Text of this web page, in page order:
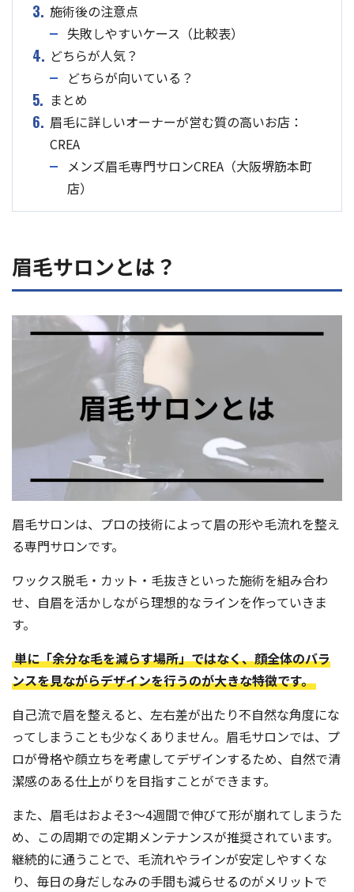
3. 施術後の注意点
失敗しやすいケース（比較表）
4. どちらが人気？
どちらが向いている？
5. まとめ
6. 眉毛に詳しいオーナーが営む質の高いお店：
CREA
メンズ眉毛専門サロンCREA（大阪堺筋本町
店）
眉毛サロンとは？
眉毛サロンは、プロの技術によって眉の形や毛流れを整え
る専門サロンです。
ワックス脱毛・カット・毛抜きといった施術を組み合わ
せ、自眉を活かしながら理想的なラインを作っていきま
す。
単に「余分な毛を減らす場所」ではなく、顔全体のバラ
ンスを見ながらデザインを行うのが大きな特徴です。
自己流で眉を整えると、左右差が出たり不自然な角度にな
ってしまうことも少なくありません。眉毛サロンでは、プ
ロが骨格や顔立ちを考慮してデザインするため、自然で清
潔感のある仕上がりを目指すことができます。
また、眉毛はおよそ3〜4週間で伸びて形が崩れてしまうた
め、この周期での定期メンテナンスが推奨されています。
継続的に通うことで、毛流れやラインが安定しやすくな
り、毎日の身だしなみの手間も減らせるのがメリットで